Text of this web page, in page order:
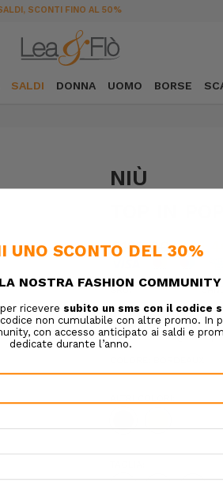
SPEDIZIONE GRATUITA DA 189€ IN ITALIA
SALDI DONNA UOMO BORSE
NIÙ
TOP IN
€122,00 €85,40
SKU:
DESIGNER SKU:
Confezione regalo: